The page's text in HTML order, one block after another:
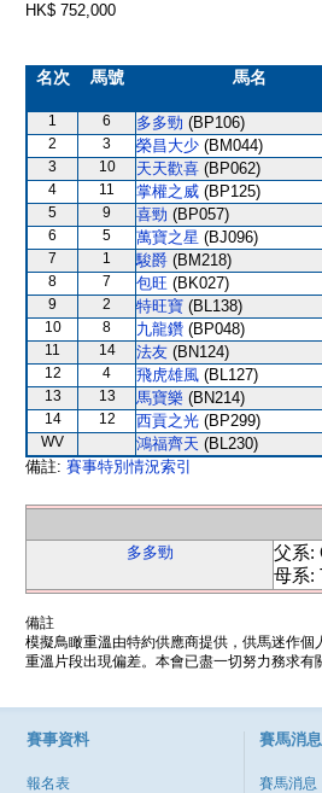
HK$ 752,000
名次 馬號 馬名
1 6 多多勁 (BP106)
2
3 榮昌大少 (BM044)
3
10 天天歡喜 (BP062)
4
11 掌權之威 (BP125)
5
9 喜勁 (BP057)
6
5 萬寶之星 (BJ096)
7
1 駿爵 (BM218)
8
7 包旺 (BK027)
9
2 特旺寶 (BL138)
10
8 九龍鑽 (BP048)
11
14 法友 (BN124)
12
4 飛虎雄風 (BL127)
13
13 馬寶樂 (BN214)
14
12 西貢之光 (BP299)
WV
鴻福齊天 (BL230)
備註: 賽事特別情況索引
多多勁
父系:
母系:
備註
模擬鳥瞰重溫由特約供應商提供，供馬迷作
重溫片段出現偏差。本會已盡一切努力務求有
賽事資料
報名表
賽馬消
賽馬消息